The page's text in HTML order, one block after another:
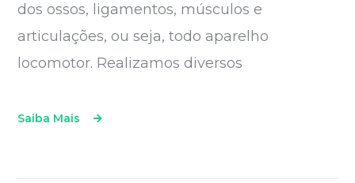
dos ossos, ligamentos, músculos e
articulações, ou seja, todo aparelho
locomotor. Realizamos diversos
Saiba Mais